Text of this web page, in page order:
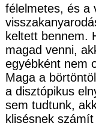
félelmetes, és a
keltett bennem.
magad venni,
egyébként nem
Maga a
a disztópikus
sem tudtunk,
klisésnek